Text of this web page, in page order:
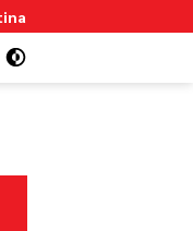
di Jepang untuk